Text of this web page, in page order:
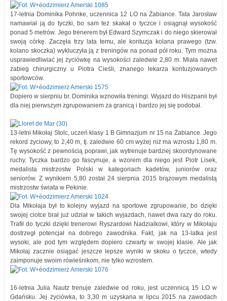
17-letnia Dominika Pohnke, uczennica 12 LO na Żabiance. Tata Jarosław
namawiał ją do tyczki, bo sam też skakał o tyczce i osiągnął wysokość
ponad 5 metrów. Jego trenerem był Edward Szymczak i do niego skierował
swoją córkę. Zaczęła trzy lata temu, ale kontuzja kolana prawego (tzw.
kolano skoczka) wykluczyła ją z treningów na ponad pół roku. Tym można
usprawiedliwiać jej życiówkę na wysokości zaledwie 2,80 m. Miała nawet
zabieg chirurgiczny u Piotra Cieśli, znanego lekarza kontuzjowanych
sportowców.
Dopiero w sierpniu br. Dominika wznowiła treningi. Wyjazd do Hiszpanii był
dla niej pierwszym zgrupowaniem za granicą i bardzo jej się podobał.
13-letni Mikołaj Stolc, uczeń klasy 1 B Gimnazjum nr 15 na Żabiance. Jego
rekord życiowy, to 2,40 m, tj. zaledwie 60 cm wyżej niż ma wzrostu 1,80 m.
Tę wysokość z pewnością poprawi, jak wytrenuje bardziej skoordynowane
ruchy. Tyczka bardzo go fascynuje, a wzorem dla niego jest Piotr Lisek,
medalista mistrzostw Polski w kategoriach kadetów, juniorów oraz
seniorów. Z wynikiem 5,80 został 24 sierpnia 2015 brązowym medalistą
mistrzostw świata w Pekinie.
Dla Mikołaja był to kolejny wyjazd na sportowe zgrupowanie, bo dzięki
swojej ciotce brał już udział w takich wyjazdach, nawet dwa razy do roku.
Trafił do tyczki dzięki trenerowi Ryszardowi Nadzialkowi, który w Mikołaju
dostrzegł potencjał na dobrego zawodnika. Fakt, jak na 13-latka jest
wysoki, ale pod tym względem dopiero czwarty w swojej klasie. Ale jak
Mikołaj zacznie osiągać jeszcze lepsze wyniki w skoku o tyczce, wtedy
zaimponuje swoim rówieśnikom, nie tylko wzrostem.
16-letnia Julia Nautz trenuje zaledwie od roku, jest uczennicą 15 LO w
Gdańsku. Jej życiówka, to 3,30 m uzyskana w lipcu 2015 na zawodach